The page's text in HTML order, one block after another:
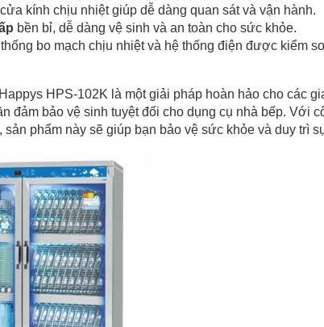
kính chịu nhiệt giúp dễ dàng quan sát và vận hành.
bền bỉ, dễ dàng vệ sinh và an toàn cho sức khỏe.
bo mạch chịu nhiệt và hệ thống điện được kiểm
HPS-102K là một giải pháp hoàn hảo cho các
đảm bảo vệ sinh tuyệt đối cho dụng cụ nhà bếp. Với
phẩm này sẽ giúp bạn bảo vệ sức khỏe và duy trì